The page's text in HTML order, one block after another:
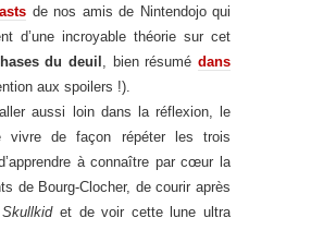
de nos amis de Nintendojo qui
d’une incroyable théorie sur cet
du deuil , bien résumédans
aux spoilers !).
aussi loin dans la réflexion, le
vivre de façon répéter les trois
à connaître par cœur la
de Bourg-Clocher, de courir après
Skullkidet de voir cette lune ultra